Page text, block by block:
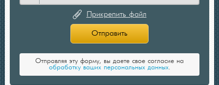
Прикрепить файл
Отправить
Отправляя эту форму, вы даете свое согласие на
обработку ваших персональных данных.